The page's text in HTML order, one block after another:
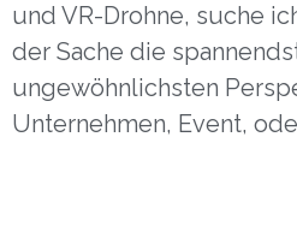
und VR-Drohne, suche
der Sache die
ungewöhnlichsten
Unternehmen, Event,